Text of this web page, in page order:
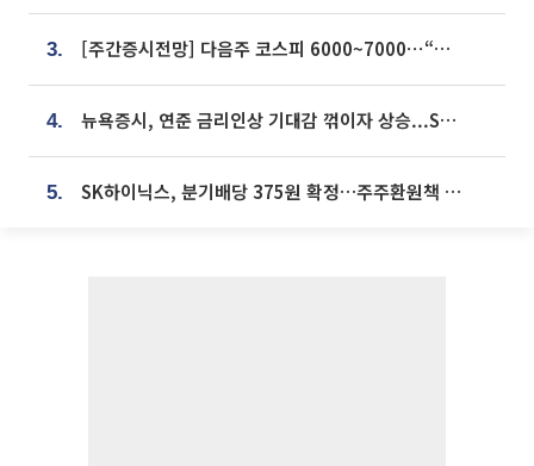
3. [주간증시전망] 다음주 코스피 6000~7000⋯“外人 수급은 정책이 변수”
4. 뉴욕증시, 연준 금리인상 기대감 꺾이자 상승...S&P500 사상 최고치 [종합]
5. SK하이닉스, 분기배당 375원 확정…주주환원책 9월로 앞당겨 발표